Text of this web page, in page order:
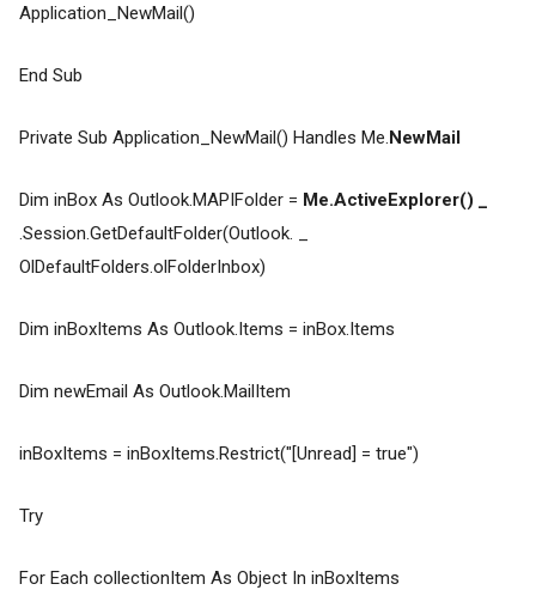
Application_NewMail()
End Sub
Private Sub Application_NewMail() Handles Me.NewMail
Dim inBox As Outlook.MAPIFolder = Me.ActiveExplorer() _
.Session.GetDefaultFolder(Outlook. _
OlDefaultFolders.olFolderInbox)
Dim inBoxItems As Outlook.Items = inBox.Items
Dim newEmail As Outlook.MailItem
inBoxItems = inBoxItems.Restrict("[Unread] = true")
Try
For Each collectionItem As Object In inBoxItems